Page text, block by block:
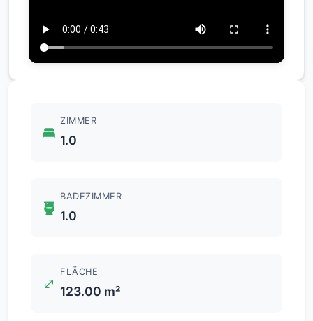
ZIMMER
1.0
BADEZIMMER
1.0
FLÄCHE
123.00 m²